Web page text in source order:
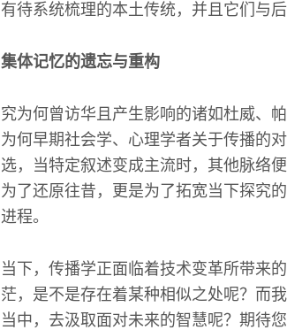
有待系统梳理的本土传统，并且它们与
集体记忆的遗忘与重构
究为何曾访华且产生影响的诸如杜威、
为何早期社会学、心理学者关于传播的
选，当特定叙述变成主流时，其他脉络
为了还原往昔，更是为了拓宽当下探究
进程。
当下，传播学正面临着技术变革所带来
茫，是不是存在着某种相似之处呢？而
当中，去汲取面对未来的智慧呢？期待您